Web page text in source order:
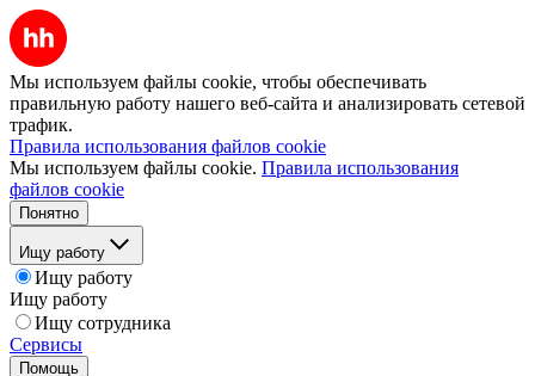
Мы используем файлы cookie, чтобы обеспечивать
правильную работу нашего веб-сайта и анализировать сетевой
трафик.
Правила использования файлов cookie
Мы используем файлы cookie. Правила использования
файлов cookie
Понятно
Ищу работу
Ищу работу
Ищу работу
Ищу сотрудника
Сервисы
Помощь